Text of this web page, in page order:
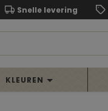
Snelle levering
KLEUREN